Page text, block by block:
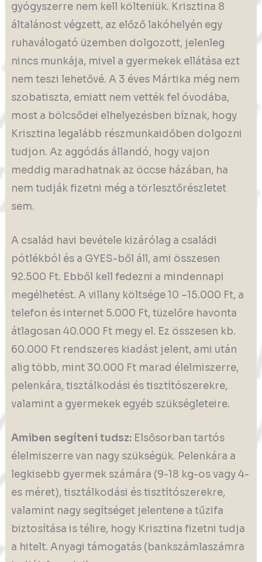
gyógyszerre nem kell költeniük. Krisztina 8
általánost végzett, az előző lakóhelyén egy
ruhaválogató üzemben dolgozott, jelenleg
nincs munkája, mivel a gyermekek ellátása ezt
nem teszi lehetővé. A 3 éves Mártika még nem
szobatiszta, emiatt nem vették fel óvodába,
most a bölcsődei elhelyezésben bíznak, hogy
Krisztina legalább részmunkaidőben dolgozni
tudjon. Az aggódás állandó, hogy vajon
meddig maradhatnak az öccse házában, ha
nem tudják fizetni még a törlesztőrészletet
sem.
A család havi bevétele kizárólag a családi
pótlékból és a GYES-ből áll, ami összesen
92.500 Ft. Ebből kell fedezni a mindennapi
megélhetést. A villany költsége 10 –15.000 Ft, a
telefon és internet 5.000 Ft, tüzelőre havonta
átlagosan 40.000 Ft megy el. Ez összesen kb.
60.000 Ft rendszeres kiadást jelent, ami után
alig több, mint 30.000 Ft marad élelmiszerre,
pelenkára, tisztálkodási és tisztítószerekre,
valamint a gyermekek egyéb szükségleteire.
Amiben segíteni tudsz: Elsősorban tartós
élelmiszerre van nagy szükségük. Pelenkára a
legkisebb gyermek számára (9-18 kg-os vagy 4-
es méret), tisztálkodási és tisztítószerekre,
valamint nagy segítséget jelentene a tűzifa
biztosítása is télire, hogy Krisztina fizetni tudja
a hitelt. Anyagi támogatás (bankszámlaszámra